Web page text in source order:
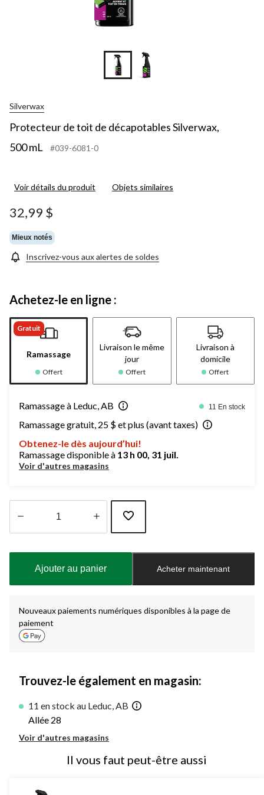
Silverwax
Protecteur de toit de décapotables Silverwax,
500 mL
#039-6081-0
Voir détails du produit Objets similaires
32,99 $
Mieux notés
Inscrivez-vous aux alertes de soldes
Achetez-le en ligne :
Gratuit
Ramassage
Offert
Livraison le même
jour
Offert
Livraison à
domicile
Offert
Ramassage à Leduc, AB 11 En stock
Ramassage gratuit, 25 $ et plus (avant taxes)
Obtenez-le dès aujourd’hui!
Ramassage disponible à 13 h 00, 31 juil.
Voir d'autres magasins
à
Ajouter au panier Acheter maintenant
Nouveaux paiements numériques disponibles à la page de
paiement
Trouvez-le également en magasin:
11 en stock au Leduc, AB
Allée 28
Voir d'autres magasins
Il vous faut peut-être aussi